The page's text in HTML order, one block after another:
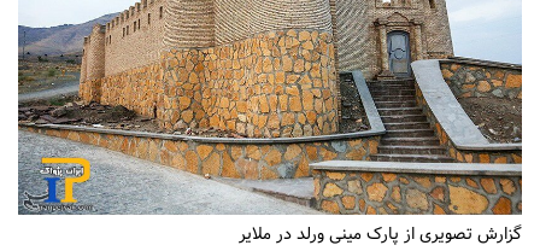
گزارش تصویری از پارک مینی ورلد در ملایر